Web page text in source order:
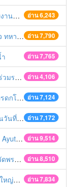
อ่าน 6,243
เทศกาลสงกรานต์
อ่าน 7,790
เทศกาลสงกรานต์
อ่าน 7,765
อ่าน 4,106
ต์ ปี 2561
อ่าน 7,124
โลก
อ่าน 7,172
2560
อ่าน 9,514
bands
อ่าน 8,510
2560
อ่าน 7,834
ฯลฯ